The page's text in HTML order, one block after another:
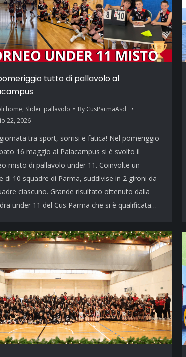
tutto di pallavolo al
home, Slider_pallavolo By CusParmaAsd_
22, 2026
tra sport, sorrisi e fatica! Nel pomeriggio
16 maggio al Palacampus si è svolto il
misto di pallavolo under 11. Coinvolte un
di 10 squadre di Parma, suddivise in 2 gironi da
ciascuno. Grande risultato ottenuto dalla
under 11 del Cus Parma che si è qualificata…